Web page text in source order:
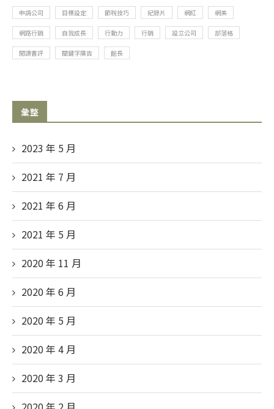
申請公司 目標設定 節稅技巧 紀錄片 網紅 網美
網路行銷 自我成長 行動力 行銷 設立公司 部落格
閱讀書評 關鍵字廣告 館長
彙整
2023 年 5 月
2021 年 7 月
2021 年 6 月
2021 年 5 月
2020 年 11 月
2020 年 6 月
2020 年 5 月
2020 年 4 月
2020 年 3 月